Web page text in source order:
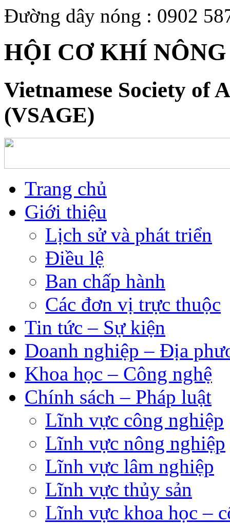
Đường dây nóng : 0902
HỘI CƠ KHÍ
Vietnamese Society of
(VSAGE)
Trang chủ
Giới thiệu
Lịch sử và phát triển
Điều lệ
Ban chấp hành
Các đơn vị trực thuộc
Tin tức – Sự kiện
Doanh nghiệp – Địa
Khoa học – Công nghệ
Chính sách – Pháp luật
Lĩnh vực công nghiệp
Lĩnh vực nông nghiệp
Lĩnh vực lâm nghiệp
Lĩnh vực thủy sản
Lĩnh vực khoa học –